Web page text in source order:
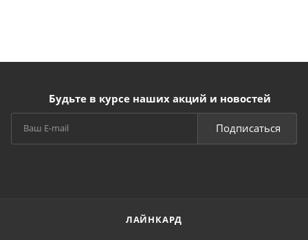
Будьте в курсе наших акций и новостей
Подписаться
ЛАЙНКАРД